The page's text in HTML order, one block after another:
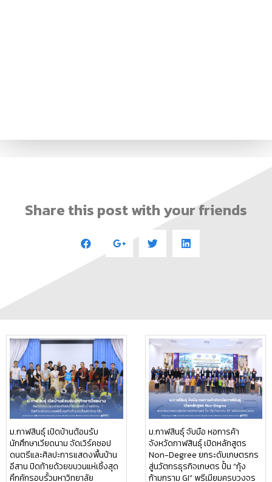
Share this post with your friends
ม.กาฬสินธุ์ เปิดบ้านต้อนรับ
นักศึกษาเวียดนาม จัดเวิร์คชอป
ดนตรีและศิลปะการแสดงพื้นบ้าน
อีสาน ปิดท้ายด้วยขบวนแห่เซิ้งสุด
คึกคักรอบรั้วมหาวิทยาลัย
ม.กาฬสินธุ์ จับมือ หอการค้า
จังหวัดกาฬสินธุ์ เปิดหลักสูตร
Non-Degree ยกระดับเกษตรกร
สู่นวัตกรธุรกิจเกษตร ปั้น “กุ้ง
ก้ามกราม GI” พรีเมียมครบวงจร